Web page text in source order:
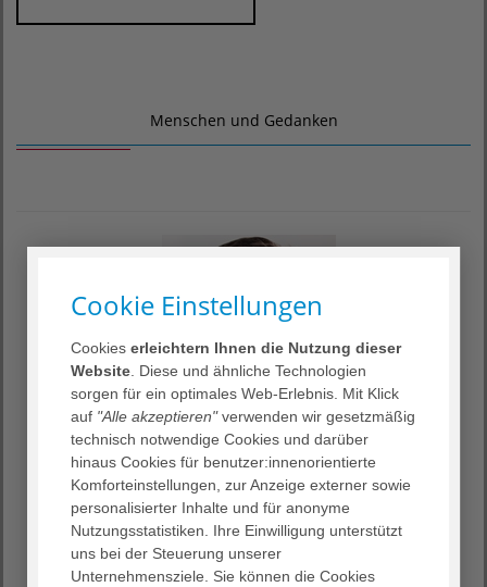
Menschen und Gedanken
Mein Ziel ist es, den Menschen in
dem Patienten nicht zu übersehen.
Dr. med. Ercan Sagnak,
Chefarzt
Klinik für Unfallchirurgie und Orthopädie
zurück
Cookie Einstellungen
Cookieserleichtern Ihnen die Nutzung dieser
Website . Diese und ähnliche Technologien
sorgen für ein optimales Web-Erlebnis. Mit Klick
auf "Alle akzeptieren"verwenden wir gesetzmäßig
technisch notwendige Cookies und darüber
hinaus Cookies für benutzer:innenorientierte
Komforteinstellungen, zur Anzeige externer sowie
personalisierter Inhalte und für anonyme
Nutzungsstatistiken. Ihre Einwilligung unterstützt
uns bei der Steuerung unserer
Unternehmensziele. Sie können die Cookies